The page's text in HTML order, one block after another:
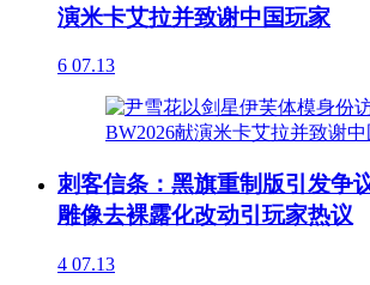
演米卡艾拉并致谢中国玩家
6 07.13
刺客信条：黑旗重制版引发争
雕像去裸露化改动引玩家热议
4 07.13